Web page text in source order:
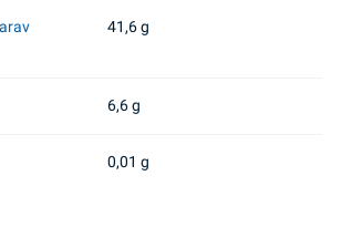
41,6 g
6,6 g
0,01 g